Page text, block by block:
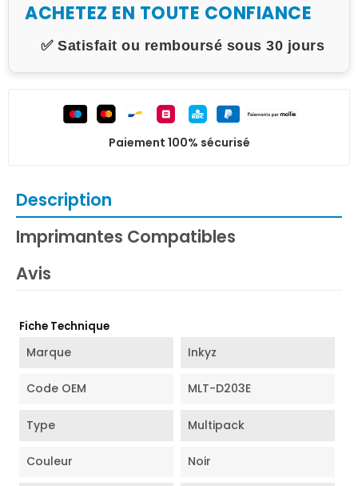
ACHETEZ EN TOUTE CONFIANCE
✅ Satisfait ou remboursé sous 30 jours
Paiement 100% sécurisé
Description
Imprimantes Compatibles
Avis
Fiche Technique
Marque Inkyz
Code OEM MLT-D203E
Type Multipack
Couleur Noir